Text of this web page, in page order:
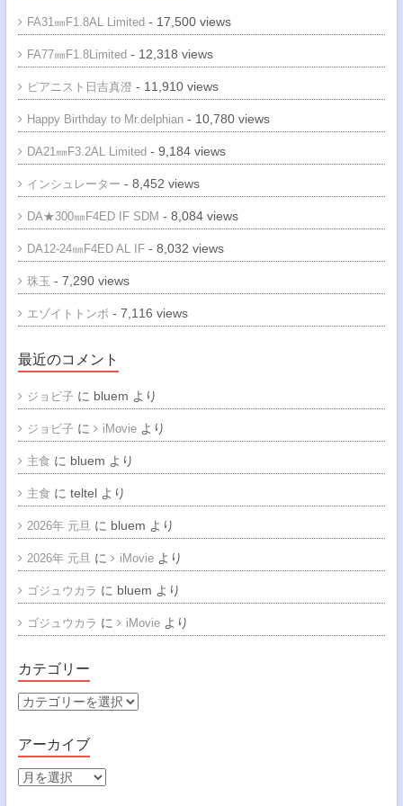
FA31㎜F1.8AL Limited- 17,500 views
FA77㎜F1.8Limited- 12,318 views
ピアニスト日吉真澄 - 11,910 views
Happy Birthday to Mr.delphian- 10,780 views
DA21㎜F3.2AL Limited- 9,184 views
インシュレーター - 8,452 views
DA★300㎜F4ED IF SDM - 8,084 views
DA12-24㎜F4ED AL IF- 8,032 views
珠玉 - 7,290 views
エゾイトトンボ - 7,116 views
最近のコメント
ジョビ子 に bluem より
ジョビ子 に iMovieより
主食 に bluem より
主食 に teltelより
2026年 元旦 に bluem より
2026年 元旦 に iMovieより
ゴジュウカラ に bluem より
ゴジュウカラ に iMovieより
カテゴリー
カ
ゴ
リ
ー
アーカイブ
ア